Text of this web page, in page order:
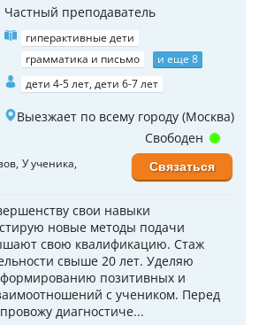
Частный преподаватель
гиперактивные дети
грамматика и письмо
и еще 8
дети 4-5 лет, дети 6-7 лет
Выезжает по всему городу (Москва)
У ученика
свои навыки
новые методы подачи
свою квалификацию. Стаж
свыше 20 лет. Уделяю
позитивных и
с учеником. Перед
диагностиче...
Свободен
Связаться